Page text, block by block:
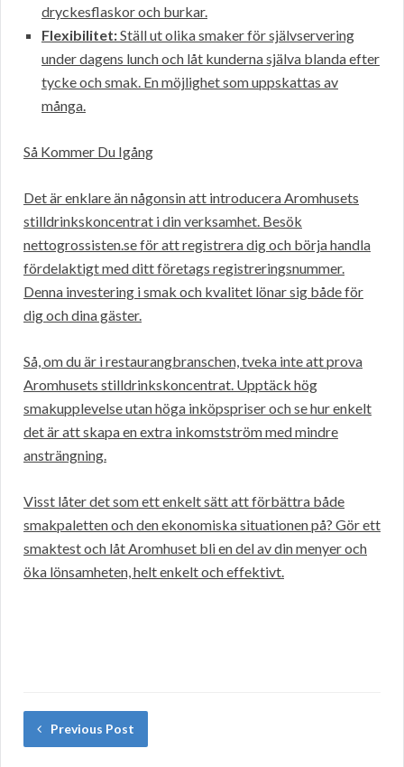
dryckesflaskor och burkar.
Flexibilitet:Ställ ut olika smaker för självservering
under dagens lunch och låt kunderna själva blanda efter
tycke och smak. En möjlighet som uppskattas av
många.
Så Kommer Du Igång
Det är enklare än någonsin att introducera Aromhusets
stilldrinkskoncentrat i din verksamhet. Besök
nettogrossisten.se för att registrera dig och börja handla
fördelaktigt med ditt företags registreringsnummer.
Denna investering i smak och kvalitet lönar sig både för
dig och dina gäster.
Så, om du är i restaurangbranschen, tveka inte att prova
Aromhusets stilldrinkskoncentrat. Upptäck hög
smakupplevelse utan höga inköpspriser och se hur enkelt
det är att skapa en extra inkomstström med mindre
ansträngning.
Visst låter det som ett enkelt sätt att förbättra både
smakpaletten och den ekonomiska situationen på? Gör ett
smaktest och låt Aromhuset bli en del av din menyer och
öka lönsamheten, helt enkelt och effektivt.
Previous Post